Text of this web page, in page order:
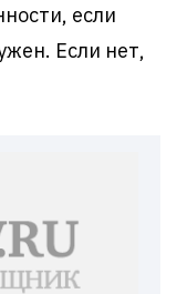
если
Если нет,